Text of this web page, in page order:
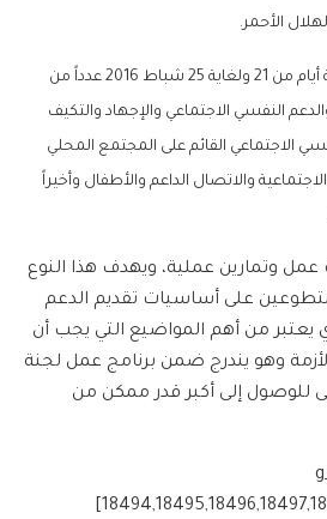
الأحمر.
تناولت الدورة على مدار خمسة أيام من 21 ولغاية 25 شباط 2016 عدداً من
النفسي الاجتماعي والإجهاد والتكيف
الاجتماعي القائم على المجتمع المحلي
والاتصال الداعم والأطفال وأخيراً
وتمارين عملية، ويهدف هذا النوع
على أساسيات تقديم الدعم
يعتبر من أهم المواضيع التي يجب أن
وهو يندرج ضمن برنامج عمل لجنة
للوصول إلى أكبر قدر ممكن من